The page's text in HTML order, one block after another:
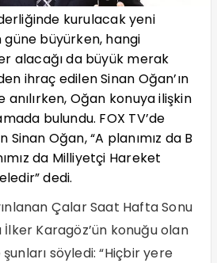
kurulacak yeni
büyürken, hangi
alacağı da büyük merak
ihraç edilen Sinan Oğan’ın
anılırken, Oğan konuya ilişkin
bulundu. FOX TV’de
Sinan Oğan, “A planımız da B
da Milliyetçi Hareket
dedi.
Çalar Saat Hafta Sonu
Karagöz’ün konuğu olan
söyledi: “Hiçbir yere